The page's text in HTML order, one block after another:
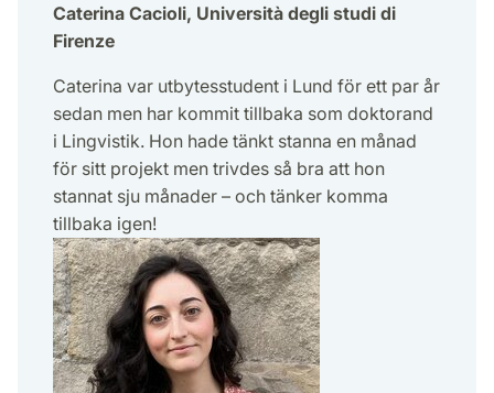
Caterina Cacioli, Università degli studi di
Firenze
Caterina var utbytesstudent i Lund för ett par år
sedan men har kommit tillbaka som doktorand
i Lingvistik. Hon hade tänkt stanna en månad
för sitt projekt men trivdes så bra att hon
stannat sju månader – och tänker komma
tillbaka igen!